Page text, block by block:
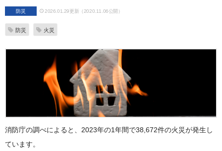
防災 2026.01.29更新（2020.11.06公開）
防災 火災
消防庁の調べによると、2023年の1年間で38,672件の火災が発生し
ています。